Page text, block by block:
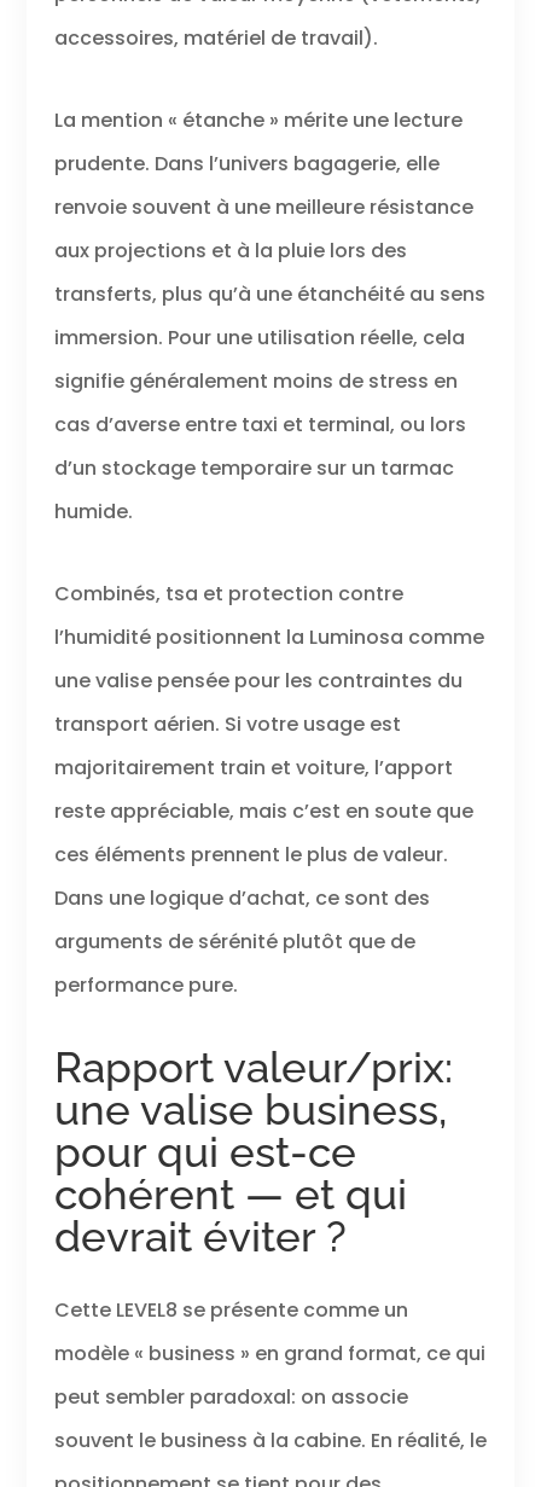
accessoires, matériel de travail).
La mention « étanche » mérite une lecture
prudente. Dans l’univers bagagerie, elle
renvoie souvent à une meilleure résistance
aux projections et à la pluie lors des
transferts, plus qu’à une étanchéité au sens
immersion. Pour une utilisation réelle, cela
signifie généralement moins de stress en
cas d’averse entre taxi et terminal, ou lors
d’un stockage temporaire sur un tarmac
humide.
Combinés, tsa et protection contre
l’humidité positionnent la Luminosa comme
une valise pensée pour les contraintes du
transport aérien. Si votre usage est
majoritairement train et voiture, l’apport
reste appréciable, mais c’est en soute que
ces éléments prennent le plus de valeur.
Dans une logique d’achat, ce sont des
arguments de sérénité plutôt que de
performance pure.
Rapport valeur/prix:
une valise business,
pour qui est-ce
cohérent — et qui
devrait éviter ?
Cette LEVEL8 se présente comme un
modèle « business » en grand format, ce qui
peut sembler paradoxal: on associe
souvent le business à la cabine. En réalité, le